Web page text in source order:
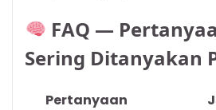
FAQ —
Sering Ditanyakan
Pertanyaan